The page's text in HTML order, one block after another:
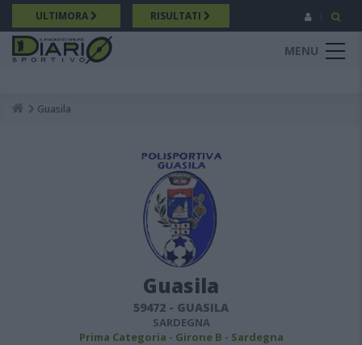
Salta
al
contenuto
principale
ULTIMORA RISULTATI
MENU
Breadcrumb
Guasila
Guasila
59472 - GUASILA
SARDEGNA
Prima Categoria - Girone B - Sardegna